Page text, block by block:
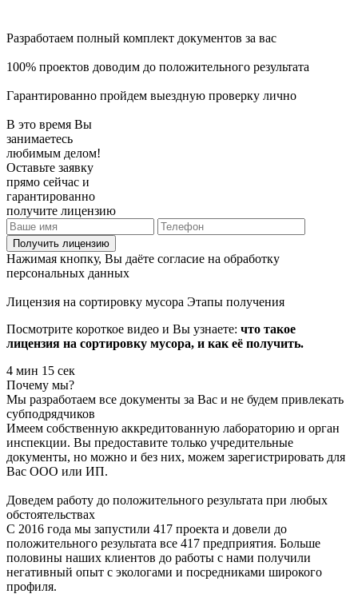
Разработаем полный комплект документов за вас
100% проектов доводим до положительного результата
Гарантированно пройдем выездную проверку лично
В это время Вы
занимаетесь
любимым делом!
Оставьте заявку
прямо сейчас и
гарантированно
получите лицензию
Получить лицензию
Нажимая кнопку, Вы даёте согласие на обработку
персональных данных
Лицензия на сортировку мусора Этапы получения
Посмотрите короткое видео и Вы узнаете: что такое
лицензия на сортировку мусора, и как её получить.
4 мин 15 сек
Почему мы?
Мы разработаем все документы за Вас и не будем привлекать
субподрядчиков
Имеем собственную аккредитованную лабораторию и орган
инспекции. Вы предоставите только учредительные
документы, но можно и без них, можем зарегистрировать для
Вас ООО или ИП.
Доведем работу до положительного результата при любых
обстоятельствах
С 2016 года мы запустили 417 проекта и довели до
положительного результата все 417 предприятия. Больше
половины наших клиентов до работы с нами получили
негативный опыт с экологами и посредниками широкого
профиля.